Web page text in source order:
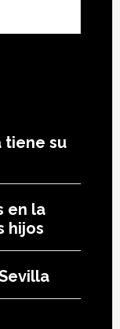
tiene su
en la
hijos